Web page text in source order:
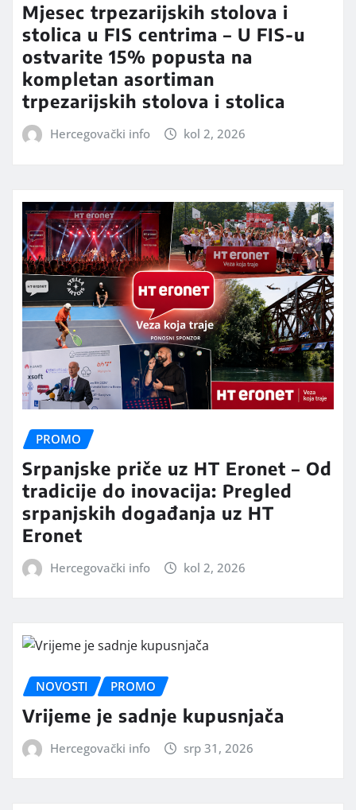
Mjesec trpezarijskih stolova i
stolica u FIS centrima – U FIS-u
ostvarite 15% popusta na
kompletan asortiman
trpezarijskih stolova i stolica
Hercegovački info kol 2, 2026
PROMO
Srpanjske priče uz HT Eronet – Od
tradicije do inovacija: Pregled
srpanjskih događanja uz HT
Eronet
Hercegovački info kol 2, 2026
NOVOSTI PROMO
Vrijeme je sadnje kupusnjača
Hercegovački info srp 31, 2026